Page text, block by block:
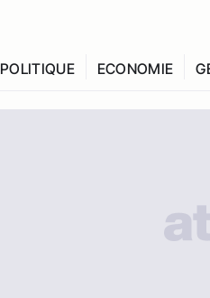
POLITIQUE ECONOMIE